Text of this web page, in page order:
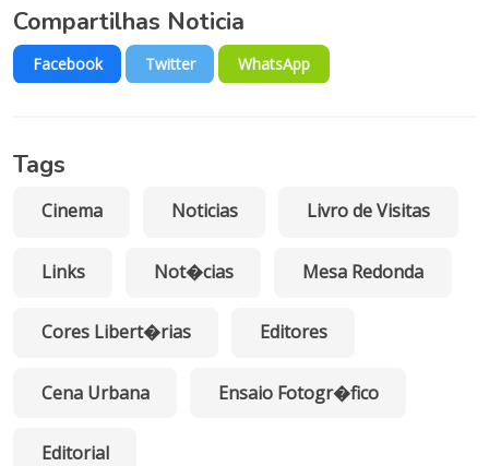
Compartilhas Noticia
Facebook Twitter WhatsApp
Tags
Cinema Noticias Livro de Visitas
Links Not�cias Mesa Redonda
Cores Libert�rias Editores
Cena Urbana Ensaio Fotogr�fico
Editorial